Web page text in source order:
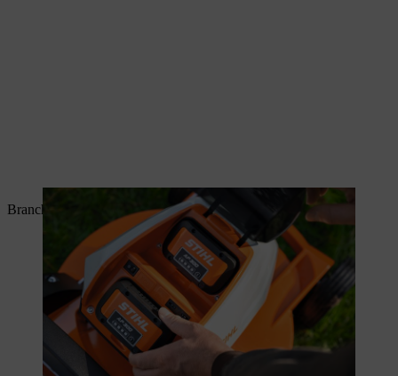
Branchez à présent la fiche de sécurité.